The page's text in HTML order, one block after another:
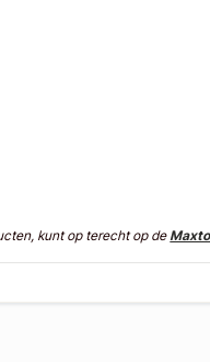
kunt op terecht op de